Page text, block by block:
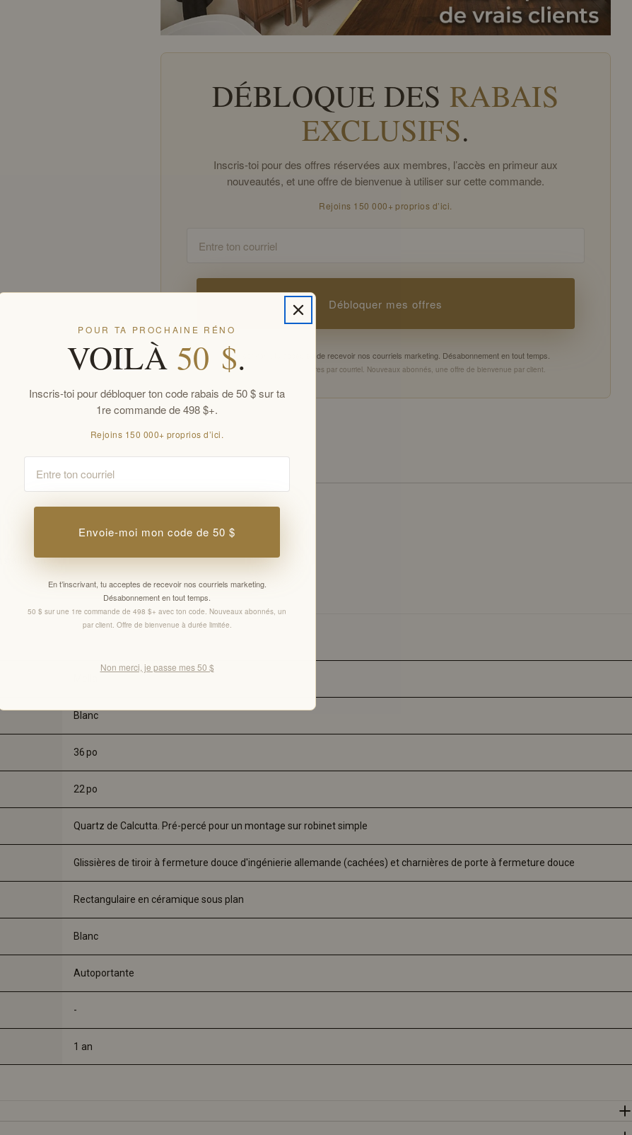
DÉBLOQUE DES RABAIS
EXCLUSIFS.
Inscris-toi pour des offres réservées aux membres, l’accès en primeur aux
nouveautés, et une offre de bienvenue à utiliser sur cette commande.
Rejoins 150 000+ proprios d’ici.
Débloquer mes offres
En t’inscrivant, tu acceptes de recevoir nos courriels marketing. Désabonnement en tout temps.
Offres réservées aux membres par courriel. Nouveaux abonnés, une offre de bienvenue par client.
Blanc
36 po
22 po
Quartz de Calcutta. Pré-percé pour un montage sur robinet simple
Glissières de tiroir à fermeture douce d'ingénierie allemande (cachées) et charnières de porte à fermeture douce
Rectangulaire en céramique sous plan
Blanc
Autoportante
-
1 an
POUR TA PROCHAINE RÉNO
VOILÀ 50 $.
Inscris-toi pour débloquer ton code rabais de 50 $ sur ta
1re commande de 498 $+.
Rejoins 150 000+ proprios d’ici.
Email
Envoie-moi mon code de 50 $
En t’inscrivant, tu acceptes de recevoir nos courriels marketing.
Désabonnement en tout temps.
50 $ sur une 1re commande de 498 $+ avec ton code. Nouveaux abonnés, un
par client. Offre de bienvenue à durée limitée.
Non merci, je passe mes 50 $